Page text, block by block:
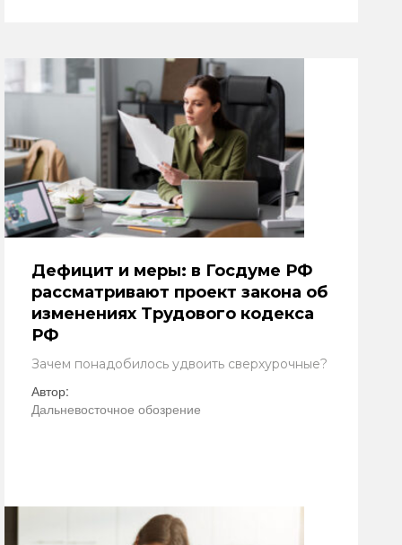
Дефицит и меры: в Госдуме РФ
рассматривают проект закона об
изменениях Трудового кодекса
РФ
Зачем понадобилось удвоить сверхурочные?
Автор:
Дальневосточное обозрение